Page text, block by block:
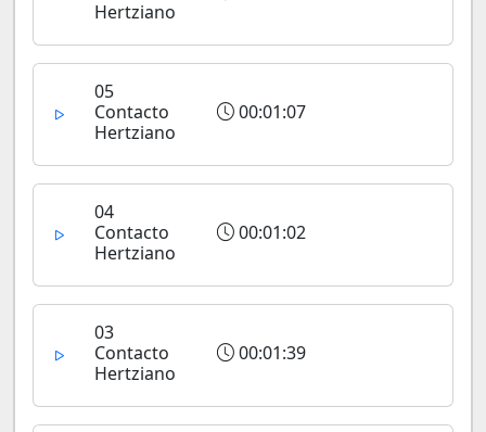
Hertziano
05
Contacto
Hertziano
00:01:07
04
Contacto
Hertziano
00:01:02
03
Contacto
Hertziano
00:01:39